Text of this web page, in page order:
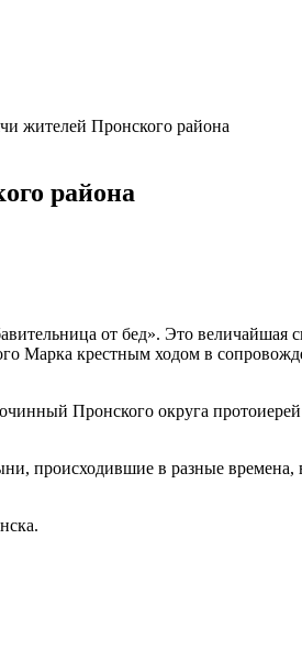
жителей Пронского района
района
от бед». Это величайшая
Марка крестным ходом в
Пронского округа
происходившие в разные времена,